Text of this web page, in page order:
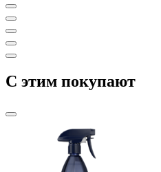
C этим покупают